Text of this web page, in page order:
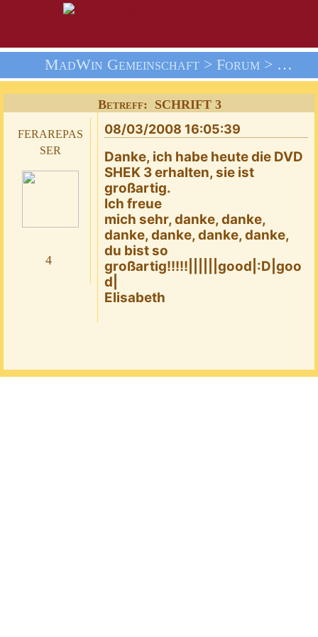
MadWin Gemeinschaft > Forum> Die
Betreff: SCHRIFT 3
ferarepas
ser
4
08/03/2008 16:05:39
Danke, ich habe heute die DVD
SHEK 3 erhalten, sie ist
großartig.
Ich freue
mich sehr, danke, danke,
danke, danke, danke, danke,
du bist so
großartig!!!!!||||||good|:D|goo
d|
Elisabeth